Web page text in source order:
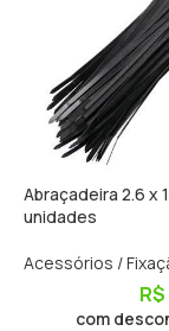
Abraçadeira 2.6 x
unidades
Acessórios /
R$
com